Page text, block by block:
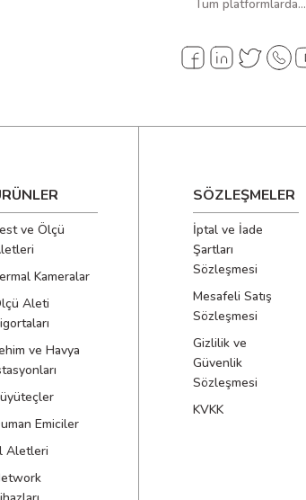
Tüm platformlarda...
ve Ölçü
Kameralar
Aleti
ve Havya
Emiciler
Aletleri
SÖZLEŞMELER
İptal ve İade
Şartları
Sözleşmesi
Mesafeli Satış
Sözleşmesi
Gizlilik ve
Güvenlik
Sözleşmesi
KVKK